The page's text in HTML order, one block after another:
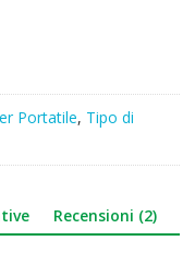
Portatile, Tipo di
Recensioni (2)